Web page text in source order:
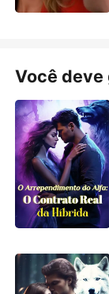
Você deve